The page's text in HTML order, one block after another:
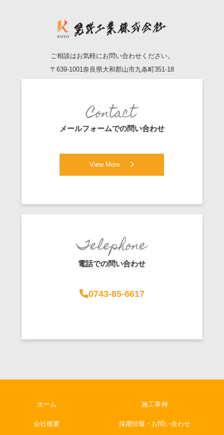
ご相談はお気軽にお問い合わせください。
〒639-1001奈良県大和郡山市九条町351-18
メールフォームでの問い合わせ
View More
電話での問い合わせ
0743-85-6617
ホーム
会社概要
施工事例
採用情報・お問い合わせ